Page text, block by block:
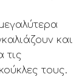
και
τις
τους.